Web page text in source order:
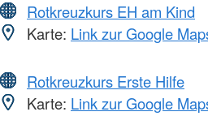
Rotkreuzkurs EH am Kind
Karte: Link zur Google
Rotkreuzkurs Erste Hilfe
Karte: Link zur Google